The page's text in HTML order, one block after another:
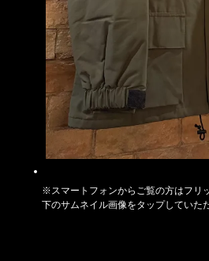
※スマートフォンからご覧の方はフリ
下のサムネイル画像をタップしていた